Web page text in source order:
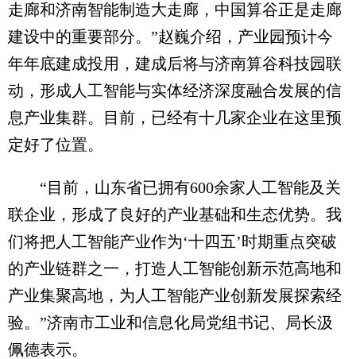
走廊和济南智能制造大走廊，中国算谷正是走廊
建设中的重要部分。”赵巍介绍，产业园预计今
年年底建成投用，建成后将与济南算谷科技园联
动，形成人工智能与实体经济深度融合发展的信
息产业集群。目前，已经有十几家企业在这里预
定好了位置。
“目前，山东省已拥有600余家人工智能及关
联企业，形成了良好的产业基础和生态优势。我
们将把人工智能产业作为‘十四五’时期重点突破
的产业链群之一，打造人工智能创新示范高地和
产业集聚高地，为人工智能产业创新发展探索经
验。”济南市工业和信息化局党组书记、局长汲
佩德表示。